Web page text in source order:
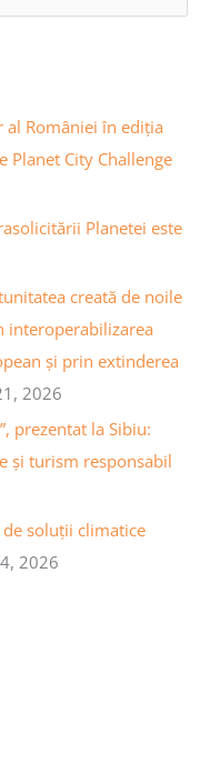
al României în ediția
Planet City Challenge
Planetei este
creată de noile
interoperabilizarea
și prin extinderea
2026
prezentat la Sibiu:
și turism responsabil
soluții climatice
2026